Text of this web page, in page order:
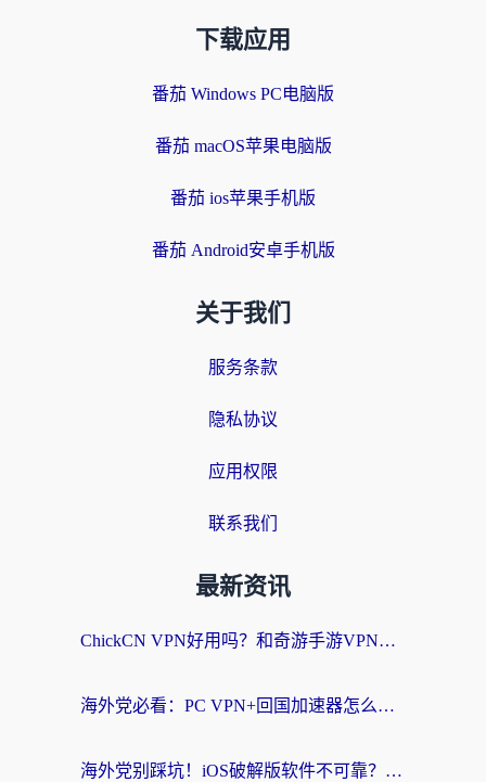
下载应用
番茄 Windows PC电脑版
番茄 macOS苹果电脑版
番茄 ios苹果手机版
番茄 Android安卓手机版
关于我们
服务条款
隐私协议
应用权限
联系我们
最新资讯
ChickCN VPN好用吗？和奇游手游VPN对比哪个回国效果更好？海外党亲测实用指南
海外党必看：PC VPN+回国加速器怎么选？无缝访问国内资源全攻略
海外党别踩坑！iOS破解版软件不可靠？教你选对回国加速器无缝看国内资源